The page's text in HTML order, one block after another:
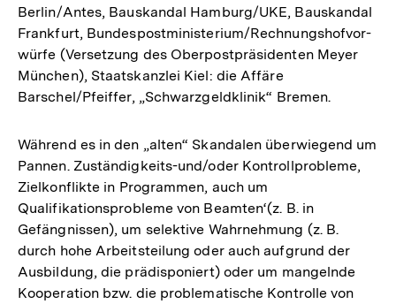
Berlin/Antes, Bauskandal Hamburg/UKE, Bauskandal
Frankfurt, Bundespostministerium/Rechnungshofvor-
würfe (Versetzung des Oberpostpräsidenten Meyer
München), Staatskanzlei Kiel: die Affäre
Barschel/Pfeiffer, „Schwarzgeldklinik“ Bremen.
Während es in den „alten“ Skandalen überwiegend um
Pannen. Zuständigkeits-und/oder Kontrollprobleme,
Zielkonflikte in Programmen, auch um
Qualifikationsprobleme von Beamten‘(z. B. in
Gefängnissen), um selektive Wahrnehmung (z. B.
durch hohe Arbeitsteilung oder auch aufgrund der
Ausbildung, die prädisponiert) oder um mangelnde
Kooperation bzw. die problematische Kontrolle von